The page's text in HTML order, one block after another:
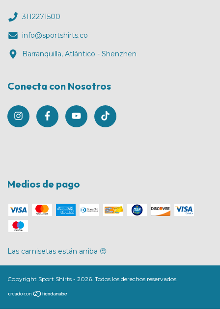
3112271500
info@sportshirts.co
Barranquilla, Atlántico - Shenzhen
Conecta con Nosotros
Medios de pago
Las camisetas están arriba 🤨
Copyright Sport Shirts - 2026. Todos los derechos reservados.